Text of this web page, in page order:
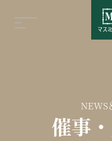
NEWS
催事